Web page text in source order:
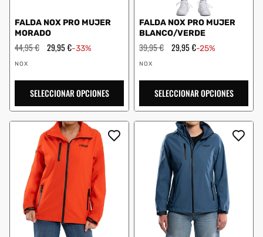
FALDA NOX PRO MUJER
MORADO
Precio
habitual
44,95 € Precio
29,95 €-33%
Proveedor:
NOX
SELECCIONAR OPCIONES
FALDA NOX PRO MUJER
BLANCO/VERDE
Precio
habitual
39,95 € Precio
29,95 €-25%
Proveedor:
NOX
SELECCIONAR OPCIONES